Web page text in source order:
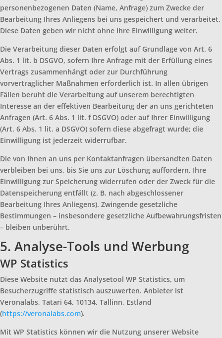
personenbezogenen Daten (Name, Anfrage) zum Zwecke der
Bearbeitung Ihres Anliegens bei uns gespeichert und verarbeitet.
Diese Daten geben wir nicht ohne Ihre Einwilligung weiter.
Die Verarbeitung dieser Daten erfolgt auf Grundlage von Art. 6
Abs. 1 lit. b DSGVO, sofern Ihre Anfrage mit der Erfüllung eines
Vertrags zusammenhängt oder zur Durchführung
vorvertraglicher Maßnahmen erforderlich ist. In allen übrigen
Fällen beruht die Verarbeitung auf unserem berechtigten
Interesse an der effektiven Bearbeitung der an uns gerichteten
Anfragen (Art. 6 Abs. 1 lit. f DSGVO) oder auf Ihrer Einwilligung
(Art. 6 Abs. 1 lit. a DSGVO) sofern diese abgefragt wurde; die
Einwilligung ist jederzeit widerrufbar.
Die von Ihnen an uns per Kontaktanfragen übersandten Daten
verbleiben bei uns, bis Sie uns zur Löschung auffordern, Ihre
Einwilligung zur Speicherung widerrufen oder der Zweck für die
Datenspeicherung entfällt (z. B. nach abgeschlossener
Bearbeitung Ihres Anliegens). Zwingende gesetzliche
Bestimmungen – insbesondere gesetzliche Aufbewahrungsfristen
– bleiben unberührt.
5. Analyse-Tools und Werbung
WP Statistics
Diese Website nutzt das Analysetool WP Statistics, um
Besucherzugriffe statistisch auszuwerten. Anbieter ist
Veronalabs, Tatari 64, 10134, Tallinn, Estland
(https://veronalabs.com).
Mit WP Statistics können wir die Nutzung unserer Website